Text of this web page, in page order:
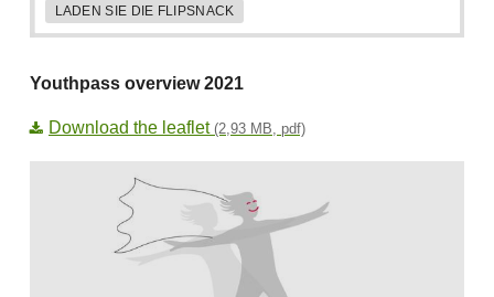
LADEN SIE DIE FLIPSNACK
Youthpass overview 2021
Download the leaflet (2,93 MB, pdf)